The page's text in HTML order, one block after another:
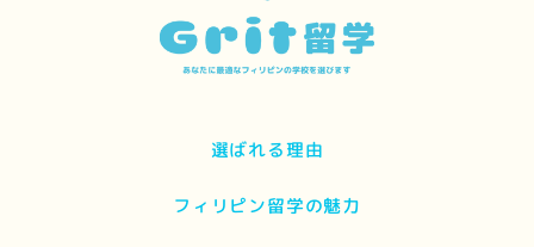
選ばれる理由
フィリピン留学の魅力